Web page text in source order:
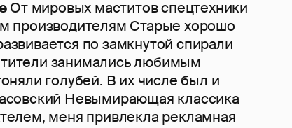
От мировых маститов спецтехники
производителям Старые хорошо
по замкнутой спирали
занимались любимым
голубей. В их числе был и
Невымирающая классика
меня привлекла рекламная